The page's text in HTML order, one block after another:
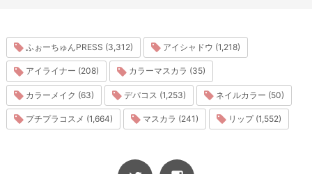
ふぉーちゅんPRESS (3,312) アイシャドウ (1,218)
アイライナー (208) カラーマスカラ (35)
カラーメイク (63) デパコス (1,253) ネイルカラー (50)
プチプラコスメ (1,664) マスカラ (241) リップ (1,552)